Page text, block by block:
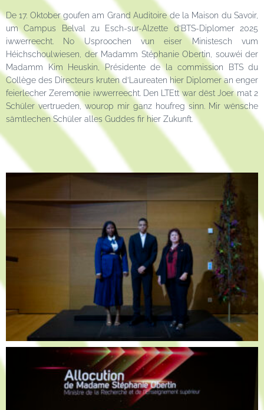
De 17. Oktober goufen am Grand Auditoire de la Maison du Savoir,
um Campus Belval zu Esch-sur-Alzette d’BTS-Diplomer 2025
iwwerreecht. No Usproochen vun eiser Ministesch vum
Héichschoulwiesen, der Madamm Stéphanie Obertin, souwéi der
Madamm Kim Heuskin, Présidente de la commission BTS du
Collège des Directeurs kruten d’Laureaten hier Diplomer an enger
feierlecher Zeremonie iwwerreecht. Den LTEtt war dëst Joer mat 2
Schüler vertrueden, wourop mir ganz houfreg sinn. Mir wënsche
sämtlechen Schüler alles Guddes fir hier Zukunft.